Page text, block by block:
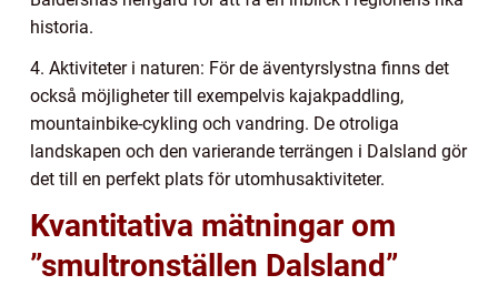
historia.
4. Aktiviteter i naturen: För de äventyrslystna finns det
också möjligheter till exempelvis kajakpaddling,
mountainbike-cykling och vandring. De otroliga
landskapen och den varierande terrängen i Dalsland gör
det till en perfekt plats för utomhusaktiviteter.
Kvantitativa mätningar om
”smultronställen Dalsland”